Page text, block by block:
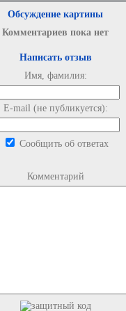
Обсуждение картины
Комментариев пока нет
Написать отзыв
Имя, фамилия:
E-mail (не публикуется):
Сообщить об ответах
Комментарий